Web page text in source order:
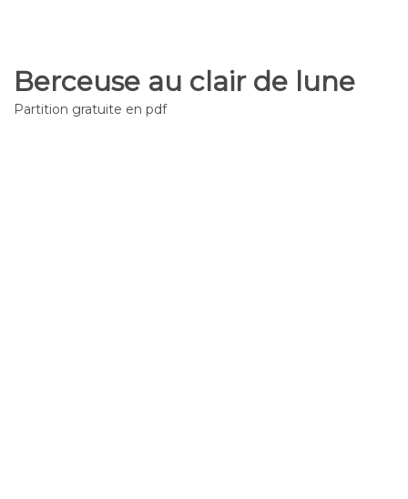
Berceuse au clair de lune
Partition gratuite en pdf